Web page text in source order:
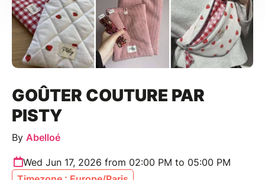
GOÛTER COUTURE PAR
PISTY
By Abelloé
Wed Jun 17, 2026 from 02:00 PM to 05:00 PM